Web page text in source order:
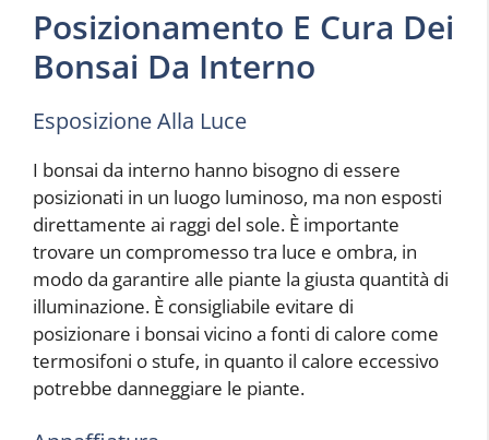
Posizionamento E Cura Dei
Bonsai Da Interno
Esposizione Alla Luce
I bonsai da interno hanno bisogno di essere
posizionati in un luogo luminoso, ma non esposti
direttamente ai raggi del sole. È importante
trovare un compromesso tra luce e ombra, in
modo da garantire alle piante la giusta quantità di
illuminazione. È consigliabile evitare di
posizionare i bonsai vicino a fonti di calore come
termosifoni o stufe, in quanto il calore eccessivo
potrebbe danneggiare le piante.